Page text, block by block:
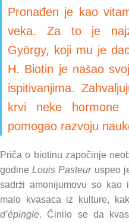
Pronađen je kao
veka. Za to je
György, koji mu je
H. Biotin je našao
ispitivanjima.
krvi neke
pomogao razvoju
Priča o biotinu započinje
godineLouis Pasteuruspeo
sadrži amonijumovu so kao
malo kvasaca iz kulture,
d’épingle. Činilo se da